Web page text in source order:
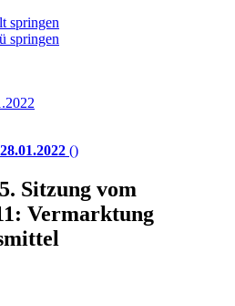
springen
springen
()
Sitzung vom
Vermarktung